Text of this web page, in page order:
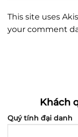
This site uses
your comment
Khách
Quý tính đại danh